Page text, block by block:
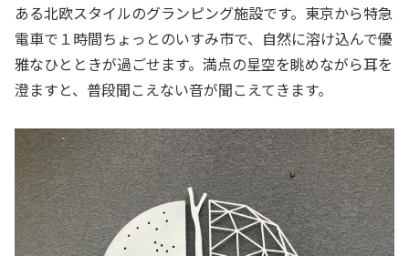
ある北欧スタイルのグランピング施設です。東京から特急
電車で１時間ちょっとのいすみ市で、自然に溶け込んで優
雅なひとときが過ごせます。満点の星空を眺めながら耳を
澄ますと、普段聞こえない音が聞こえてきます。